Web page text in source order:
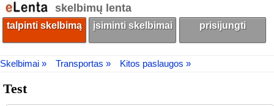
skelbimų lenta
talpinti skelbimą įsiminti skelbimai prisijungti
Skelbimai » Transportas » Kitos paslaugos »
Test